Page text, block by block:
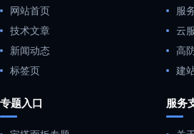
网站首页
技术文章
新闻动态
标签页
服
云
高
建
专题入口 服务